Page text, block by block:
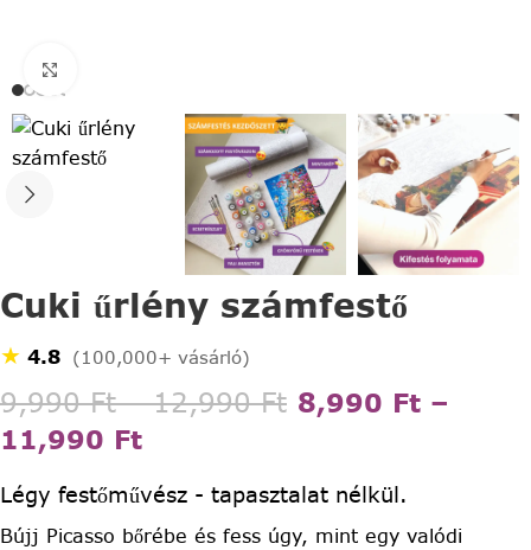
Cuki űrlény számfestő
★ 4.8 (100,000+ vásárló)
9,990Ft – 12,990Ft 8,990 Ft –
11,990 Ft
Légy festőművész - tapasztalat nélkül.
Bújj Picasso bőrébe és fess úgy, mint egy valódi